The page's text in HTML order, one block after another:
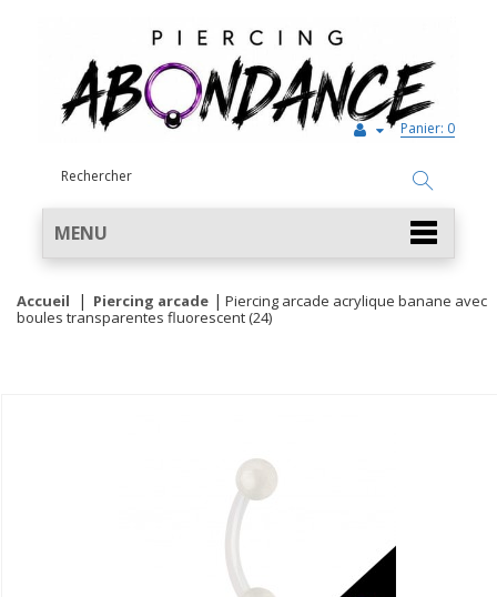
Panier: 0
MENU
Accueil Piercing arcade
Piercing arcade acrylique banane avec
boules transparentes fluorescent (24)